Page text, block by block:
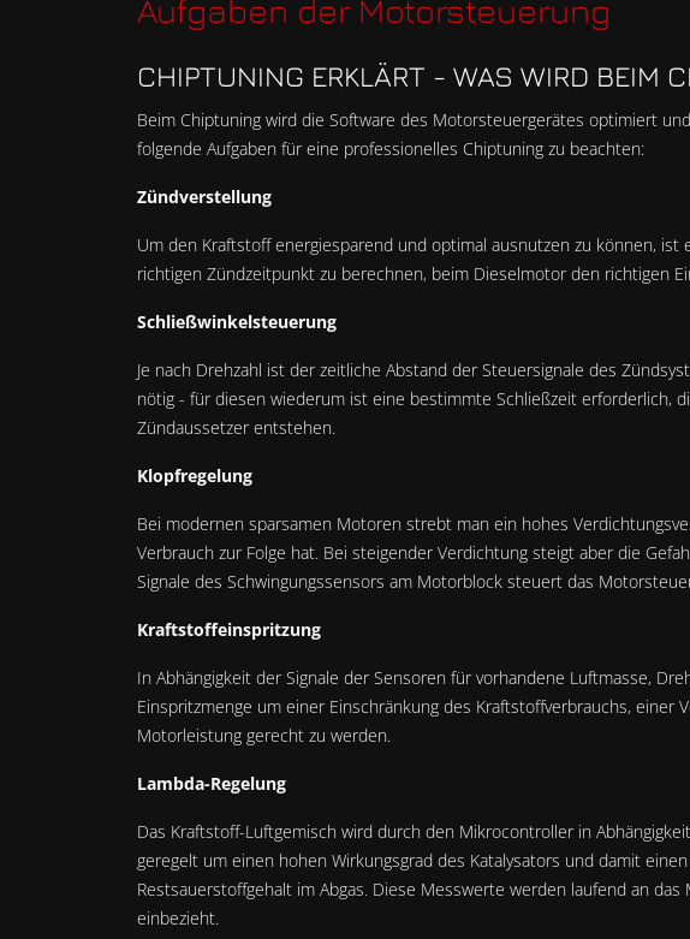
Aufgaben der Motorsteuerung
CHIPTUNING ERKLÄRT - WAS WIRD BEIM
Beim Chiptuning wird die Software des Motorsteuergerätes optimiert
folgende Aufgaben für eine professionelles Chiptuning zu beachten:
Zündverstellung
Um den Kraftstoff energiesparend und optimal ausnutzen zu können,
richtigen Zündzeitpunkt zu berechnen, beim Dieselmotor den richtigen
Schließwinkelsteuerung
Je nach Drehzahl ist der zeitliche Abstand der Steuersignale des
nötig - für diesen wiederum ist eine bestimmte Schließzeit erforderlich,
Zündaussetzer entstehen.
Klopfregelung
Bei modernen sparsamen Motoren strebt man ein hohes
Verbrauch zur Folge hat. Bei steigender Verdichtung steigt aber die
Signale des Schwingungssensors am Motorblock steuert das
Kraftstoffeinspritzung
In Abhängigkeit der Signale der Sensoren für vorhandene Luftmasse,
Einspritzmenge um einer Einschränkung des Kraftstoffverbrauchs,
Motorleistung gerecht zu werden.
Lambda-Regelung
Das Kraftstoff-Luftgemisch wird durch den Mikrocontroller in
geregelt um einen hohen Wirkungsgrad des Katalysators und damit
Restsauerstoffgehalt im Abgas. Diese Messwerte werden laufend an
einbezieht.